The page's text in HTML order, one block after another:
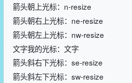
箭头朝上光标：n-resize
箭头朝右上光标：ne-resize
箭头朝左上光标：nw-resize
文字我的光标：文字
箭头斜右下光标：se-resize
箭头斜左下光标：sw-resize